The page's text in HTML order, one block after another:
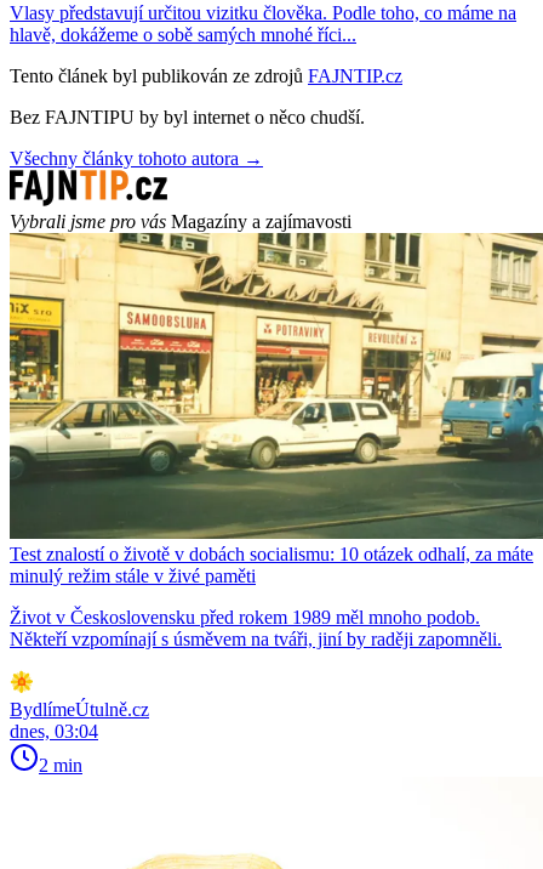
Vlasy představují určitou vizitku člověka. Podle toho, co máme na
hlavě, dokážeme o sobě samých mnohé říci...
Tento článek byl publikován ze zdrojů FAJNTIP.cz
Bez FAJNTIPU by byl internet o něco chudší.
Všechny články tohoto autora →
Vybrali jsme pro vás Magazíny a zajímavosti
Test znalostí o životě v dobách socialismu: 10 otázek odhalí, za máte
minulý režim stále v živé paměti
Život v Československu před rokem 1989 měl mnoho podob.
Někteří vzpomínají s úsměvem na tváři, jiní by raději zapomněli.
BydlímeÚtulně.cz
dnes, 03:04
2 min